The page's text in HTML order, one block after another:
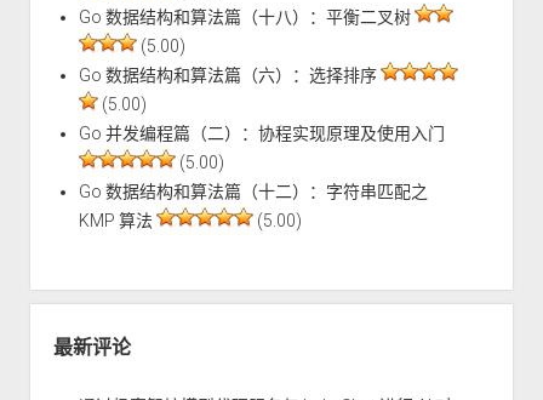
Go 数据结构和算法篇（十八）：平衡二叉树
(5.00)
Go 数据结构和算法篇（六）：选择排序
(5.00)
Go 并发编程篇（二）：协程实现原理及使用入门
(5.00)
Go 数据结构和算法篇（十二）：字符串匹配之
KMP 算法
(5.00)
最新评论